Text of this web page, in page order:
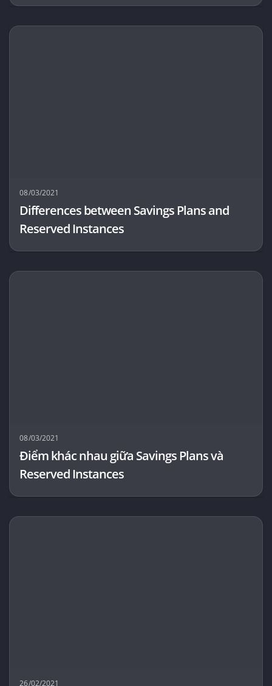
08/03/2021
Differences between Savings Plans and
Reserved Instances
08/03/2021
Điểm khác nhau giữa Savings Plans và
Reserved Instances
26/02/2021